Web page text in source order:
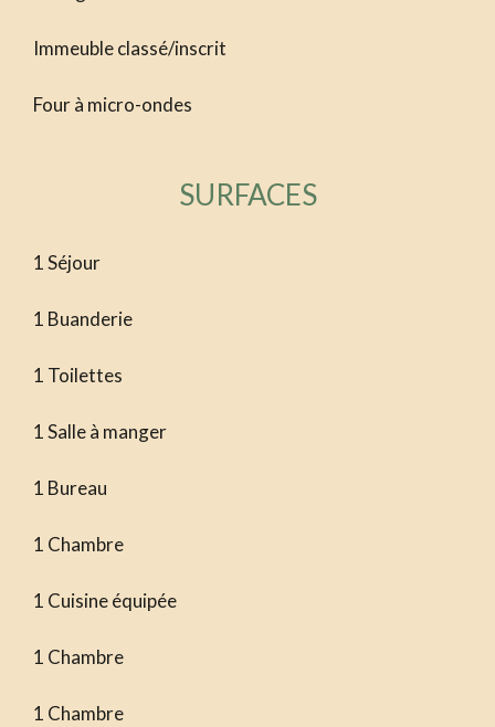
Immeuble classé/inscrit
Four à micro-ondes
SURFACES
1 Séjour
1 Buanderie
1 Toilettes
1 Salle à manger
1 Bureau
1 Chambre
1 Cuisine équipée
1 Chambre
1 Chambre